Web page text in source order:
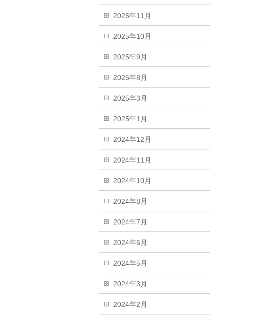
2025年11月
2025年10月
2025年9月
2025年8月
2025年3月
2025年1月
2024年12月
2024年11月
2024年10月
2024年8月
2024年7月
2024年6月
2024年5月
2024年3月
2024年2月